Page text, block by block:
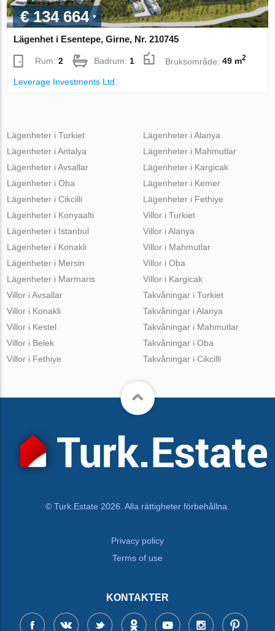
€ 134 664
Lägenhet i Esentepe, Girne, Nr. 210745
Rum:2 Badrum:1 Bruksområde:49 m2
Leverage Investments Ltd.
Lägenheter i Turkiet
Lägenheter i Antalya
Lägenheter i Avsallar
Lägenheter i Oba
Lägenheter i Cikcilli
Lägenheter i Alanya
Lägenheter i Mahmutlar
Lägenheter i Kargicak
Lägenheter i Kemer
Lägenheter i Fethiye
Lägenheter i Konyaalti
Lägenheter i Istanbul
Lägenheter i Konakli
Lägenheter i Mersin
Lägenheter i Marmaris
Villor i Turkiet
Villor i Alanya
Villor i Mahmutlar
Villor i Oba
Villor i Kargicak
Villor i Avsallar
Villor i Konakli
Villor i Kestel
Villor i Belek
Villor i Fethiye
Takvåningar i Turkiet
Takvåningar i Alanya
Takvåningar i Mahmutlar
Takvåningar i Oba
Takvåningar i Cikcilli
© Turk.Estate 2026. Alla rättigheter förbehållna.
Privacy policy
Terms of use
KONTAKTER